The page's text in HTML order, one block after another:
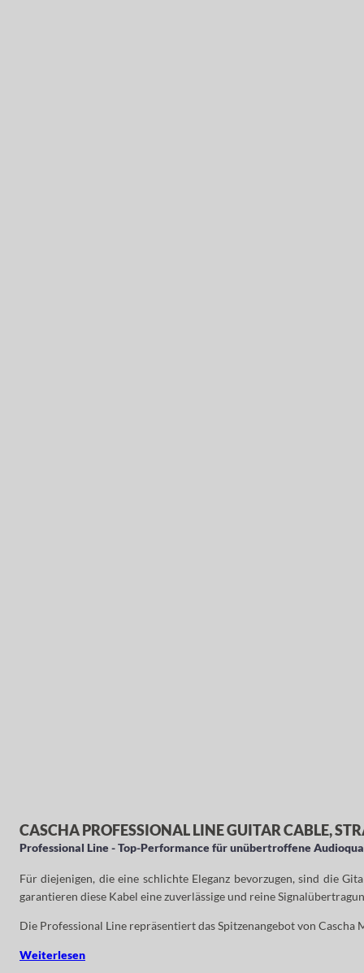
CASCHA PROFESSIONAL LINE GUITAR CABLE,
Professional Line - Top-Performance für unübertroffene
Für diejenigen, die eine schlichte Eleganz bevorzugen, sind die
garantieren diese Kabel eine zuverlässige und reine
Die Professional Line repräsentiert das Spitzenangebot von
Weiterlesen